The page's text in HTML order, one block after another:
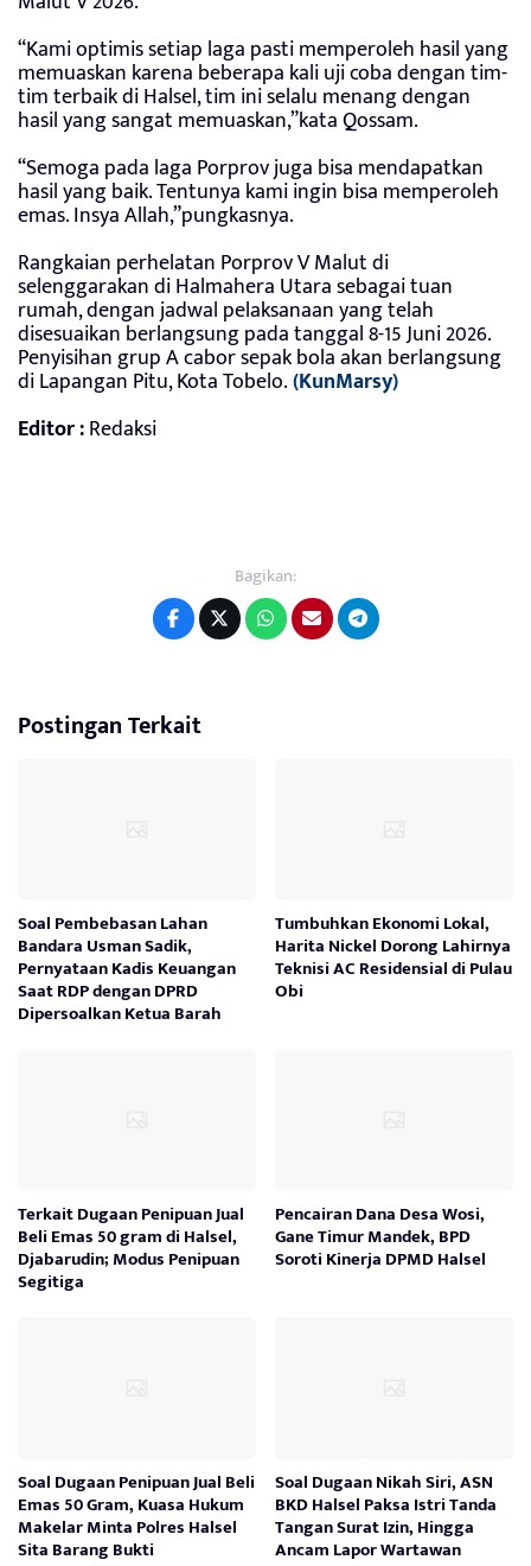
“Kami optimis setiap laga pasti memperoleh hasil yang
memuaskan karena beberapa kali uji coba dengan tim-
tim terbaik di Halsel, tim ini selalu menang dengan
hasil yang sangat memuaskan,”kata Qossam.
“Semoga pada laga Porprov juga bisa mendapatkan
hasil yang baik. Tentunya kami ingin bisa memperoleh
emas. Insya Allah,”pungkasnya.
Rangkaian perhelatan Porprov V Malut di
selenggarakan di Halmahera Utara sebagai tuan
rumah, dengan jadwal pelaksanaan yang telah
disesuaikan berlangsung pada tanggal 8-15 Juni 2026.
Penyisihan grup A cabor sepak bola akan berlangsung
di Lapangan Pitu, Kota Tobelo.(KunMarsy)
Editor :Redaksi
Bagikan:
Postingan Terkait
Soal Pembebasan Lahan
Bandara Usman Sadik,
Pernyataan Kadis Keuangan
Saat RDP dengan DPRD
Dipersoalkan Ketua Barah
Tumbuhkan Ekonomi Lokal,
Harita Nickel Dorong Lahirnya
Teknisi AC Residensial di Pulau
Obi
Terkait Dugaan Penipuan Jual
Beli Emas 50 gram di Halsel,
Djabarudin; Modus Penipuan
Segitiga
Pencairan Dana Desa Wosi,
Gane Timur Mandek, BPD
Soroti Kinerja DPMD Halsel
Soal Dugaan Penipuan Jual Beli
Emas 50 Gram, Kuasa Hukum
Makelar Minta Polres Halsel
Sita Barang Bukti
Soal Dugaan Nikah Siri, ASN
BKD Halsel Paksa Istri Tanda
Tangan Surat Izin, Hingga
Ancam Lapor Wartawan